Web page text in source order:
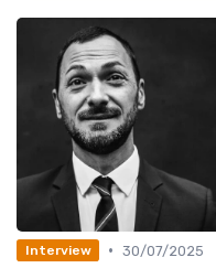
Interview • 30/07/2025